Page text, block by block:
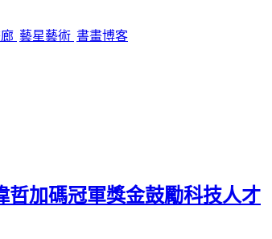
藝星藝術 書畫博客
加碼冠軍獎金鼓勵科技人才